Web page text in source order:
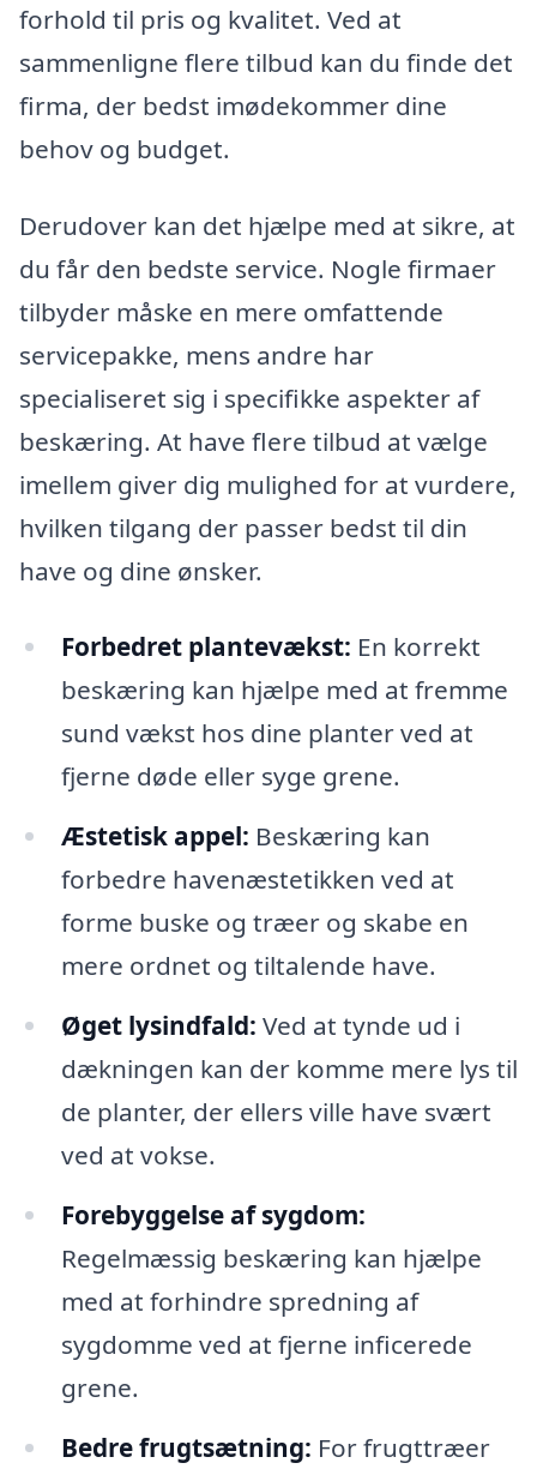
forhold til pris og kvalitet. Ved at
sammenligne flere tilbud kan du finde det
firma, der bedst imødekommer dine
behov og budget.
Derudover kan det hjælpe med at sikre, at
du får den bedste service. Nogle firmaer
tilbyder måske en mere omfattende
servicepakke, mens andre har
specialiseret sig i specifikke aspekter af
beskæring. At have flere tilbud at vælge
imellem giver dig mulighed for at vurdere,
hvilken tilgang der passer bedst til din
have og dine ønsker.
Forbedret plantevækst: En korrekt
beskæring kan hjælpe med at fremme
sund vækst hos dine planter ved at
fjerne døde eller syge grene.
Æstetisk appel: Beskæring kan
forbedre havenæstetikken ved at
forme buske og træer og skabe en
mere ordnet og tiltalende have.
Øget lysindfald: Ved at tynde ud i
dækningen kan der komme mere lys til
de planter, der ellers ville have svært
ved at vokse.
Forebyggelse af sygdom:
Regelmæssig beskæring kan hjælpe
med at forhindre spredning af
sygdomme ved at fjerne inficerede
grene.
Bedre frugtsætning: For frugttræer